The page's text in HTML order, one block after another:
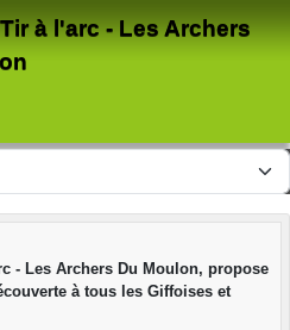
à l'arc - Les Archers
- Les Archers Du Moulon, propose
à tous les Giffoises et